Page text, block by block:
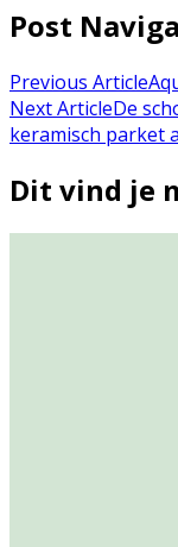
Post
Previous Article
Next ArticleDe
keramisch parket
Dit vind je